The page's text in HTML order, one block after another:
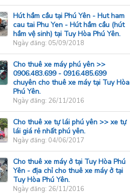
Hút hầm cầu tại Phú Yên - Hut ham
cau tai Phu Yen - Hút hầm cầu (hút
hầm vệ sinh) tại Tuy Hòa Phú Yên.
Ngày đăng: 05/09/2018
Cho thuê xe máy phú yên >>
0906.483.699 - 0916.485.699
chuyên cho thuê xe máy tại Tuy Hòa
Phú Yên.
Ngày đăng: 26/11/2016
Cho thuê xe tự lái phú yên >> xe tự
lái giá rẻ nhất phú yên.
Ngày đăng: 04/06/2017
Cho thuê xe máy ở tại Tuy Hòa Phú
Yên - địa chỉ cho thuê xe máy ở tại
Tuy Hòa Phú Yên.
Ngày đăng: 26/11/2016